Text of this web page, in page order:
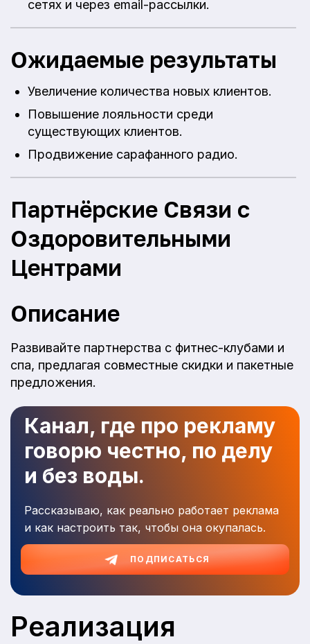
сетях и через email-рассылки.
Ожидаемые результаты
Увеличение количества новых клиентов.
Повышение лояльности среди
существующих клиентов.
Продвижение сарафанного радио.
Партнёрские Связи с
Оздоровительными
Центрами
Описание
Развивайте партнерства с фитнес-клубами и
спа, предлагая совместные скидки и пакетные
предложения.
Канал, где про рекламу
говорю честно, по делу
и без воды.
Рассказываю, как реально работает реклама
и как настроить так, чтобы она окупалась.
ПОДПИСАТЬСЯ
Реализация